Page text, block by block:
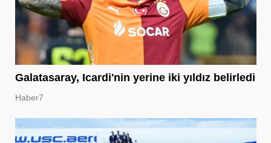
Galatasaray, Icardi'nin yerine iki yıldız belirledi
Haber7